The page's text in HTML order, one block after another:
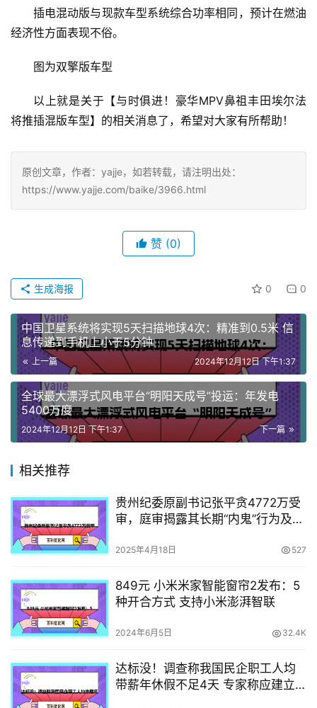
插电混动版与现款车型系统综合功率相同，预计在燃油
经济性方面表现不俗。
图为双擎版车型
以上就是关于【与时俱进！豪华MPV鼻祖丰田埃尔法
将推插混版车型】的相关消息了，希望对大家有所帮助！
原创文章，作者：yajje，如若转载，请注明出处：
https://www.yajje.com/baike/3966.html
赞 (0)
0 0
生成海报
中国卫星系统将实现5天扫描地球4次：精准到0.5米 信
息传递到手机上小于5分钟
上一篇 2024年12月12日 下午1:37
全球最大漂浮式风电平台“明阳天成号”投运：年发电
5400万度
下一篇
2024年12月12日 下午1:37
相关推荐
贵州纪委原副书记张平贪4772万受
审，庭审揭露其长期“内鬼”行为及巨
2025年4月18日 527
849元 小米米家智能窗帘2发布：5
种开合方式 支持小米澎湃智联
2024年6月5日 32.4K
达标没！调查称我国民企职工人均
带薪年休假不足4天 专家称应建立